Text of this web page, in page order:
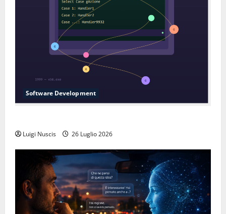
Software Development
Luigi Nuscis 26 Luglio 2026